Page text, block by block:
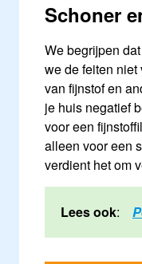
Schoner
We begrijpen
we de feiten
van fijnstof en
je huis negatief
voor een
alleen voor een
verdient het om
Lees ook: